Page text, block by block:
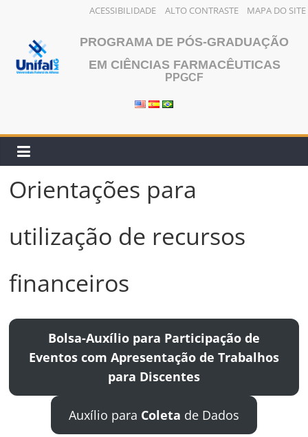
ACESSIBILIDADE ALTO CONTRASTE MAPA DO SITE
PROGRAMA DE PÓS-GRADUAÇÃO
EM CIÊNCIAS FARMACÊUTICAS
PPGCF
Orientações para
utilização de recursos
financeiros
Bolsa-Auxílio para Participação de
Eventos com Apresentação de Trabalhos
para Discentes
Auxílio para Coleta de Dados